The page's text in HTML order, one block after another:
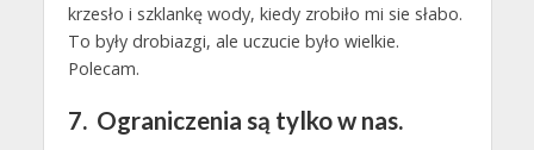
krzesło i szklankę wody, kiedy zrobiło mi sie słabo.
To były drobiazgi, ale uczucie było wielkie.
Polecam.
7. Ograniczenia są tylko w nas.